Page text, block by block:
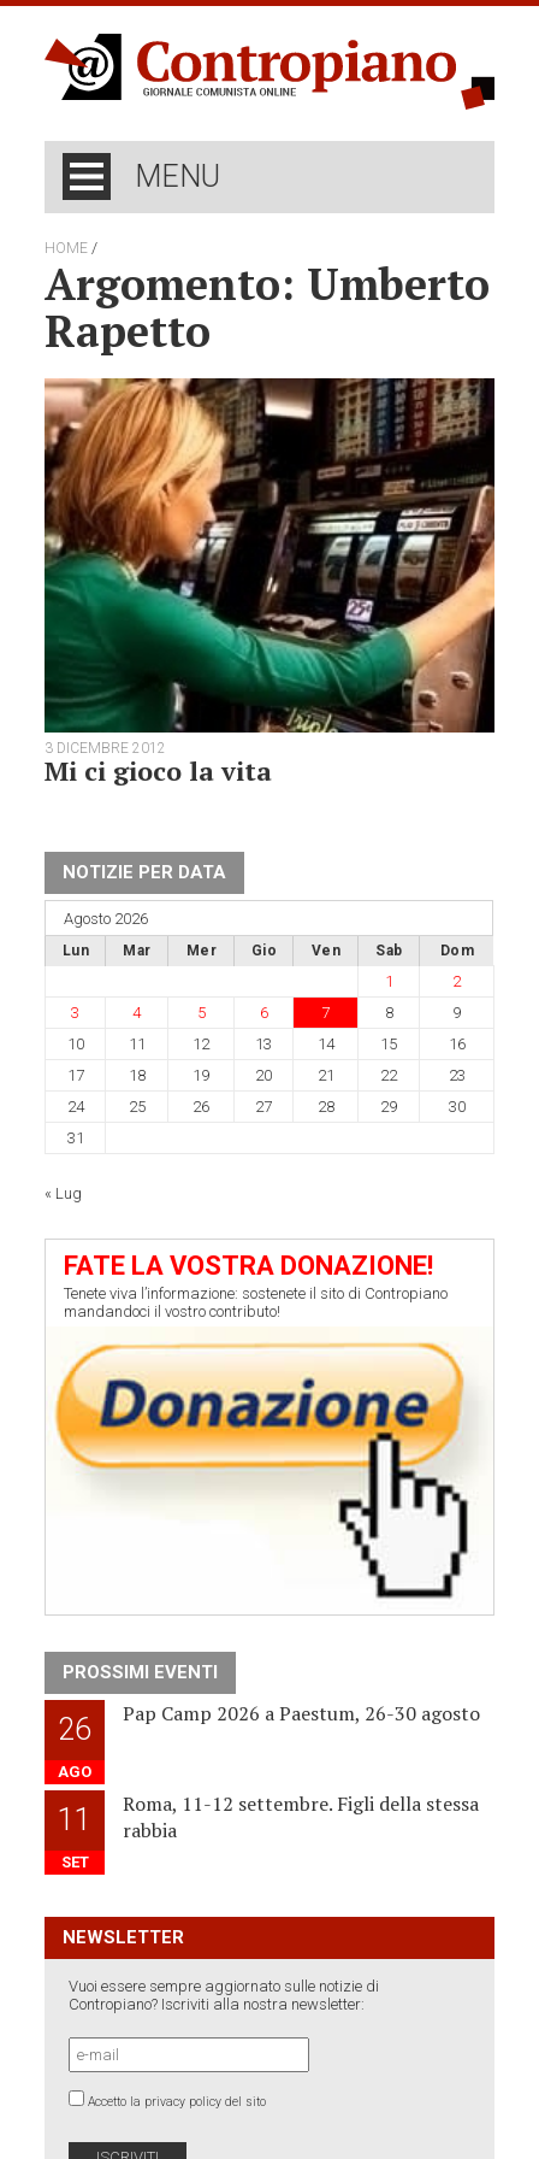
MENU
HOME /
Argomento: Umberto
Rapetto
3 DICEMBRE 2012
Mi ci gioco la vita
NOTIZIE PER DATA
Agosto 2026
Lun Mar Mer Gio Ven Sab Dom
1
2
3
4 5 6 7 8
9
10
11 12 13 14 15
16
17
18 19 20 21 22
23
24
25 26 27 28 29
30
31
« Lug
FATE LA VOSTRA DONAZIONE!
Tenete viva l’informazione: sostenete il sito di Contropiano
mandandoci il vostro contributo!
PROSSIMI EVENTI
26
AGO
Pap Camp 2026 a Paestum, 26-30 agosto
11
SET
Roma, 11-12 settembre. Figli della stessa
rabbia
NEWSLETTER
Vuoi essere sempre aggiornato sulle notizie di
Contropiano? Iscriviti alla nostra newsletter:
Accetto la privacy policy del sito